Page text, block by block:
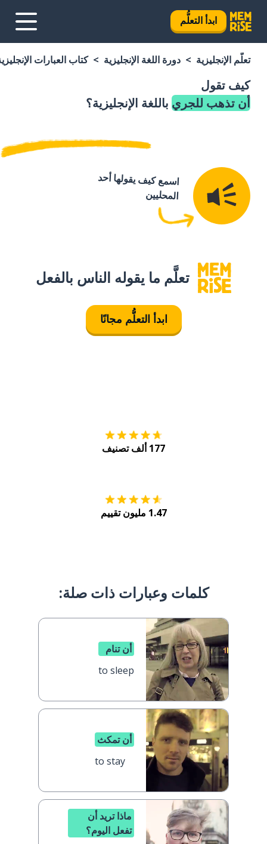
ابدأ التعلُّم
تعلَّم الإنجليزية دورة اللغة الإنجليزية كتاب العبارات
كيف تقول
أن تذهب للجري باللغة الإنجليزية؟
اسمع كيف يقولها أحد
المحليين
تعلَّم ما يقوله الناس بالفعل
ابدأ التعلُّم مجانًا
177 ألف تصنيف
1.47 مليون تقييم
كلمات وعبارات ذات صلة:
أن تنام
to sleep
أن تمكث
to stay
ماذا تريد أن
تفعل اليوم؟